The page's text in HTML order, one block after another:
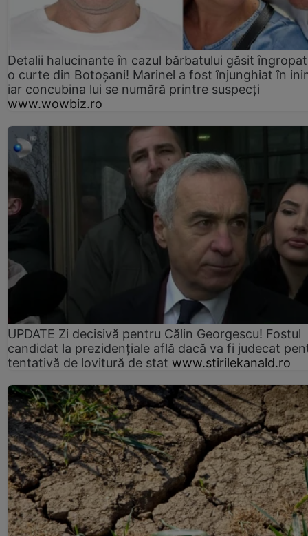
Detalii halucinante în cazul bărbatului găsit
o curte din Botoșani! Marinel a fost înjunghiat în
iar concubina lui se numără printre suspecți
www.wowbiz.ro
UPDATE Zi decisivă pentru Călin Georgescu! Fostul
candidat la prezidențiale află dacă va fi judecat
tentativă de lovitură de stat www.stirilekanald.ro